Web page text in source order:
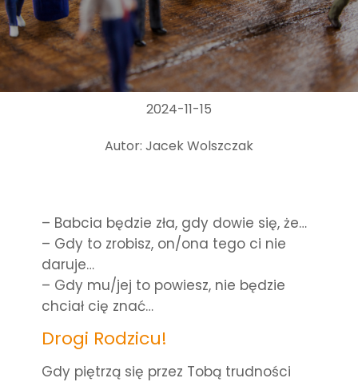
2024-11-15
Autor: Jacek Wolszczak
– Babcia będzie zła, gdy dowie się, że…
– Gdy to zrobisz, on/ona tego ci nie
daruje…
– Gdy mu/jej to powiesz, nie będzie
chciał cię znać…
Drogi Rodzicu!
Gdy piętrzą się przez Tobą trudności